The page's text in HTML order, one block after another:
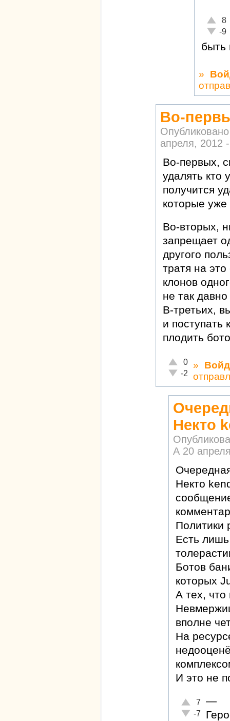
8
-9
быть
»
Во-
апреля, 2012
Во-первых,
удалять кто
получится
которые уже
Во-вторых,
запрещает
другого
тратя на
клонов
не так
В-третьих,
и поступать
плодить
Отлично!
0
Неадекватно!
-2
»
Некто
А 20
Некто
Политики
Есть
Ботов
которых
А тех, что
вполне
На
И это не
Отлично!
7
Неадекватно!
-7
—